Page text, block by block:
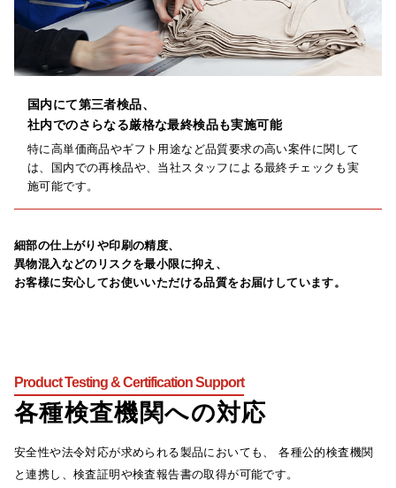
国内にて第三者検品、
社内でのさらなる厳格な最終検品も実施可能
特に高単価商品やギフト用途など品質要求の高い案件に関して
は、国内での再検品や、当社スタッフによる最終チェックも実
施可能です。
細部の仕上がりや印刷の精度、
異物混入などのリスクを最小限に抑え、
お客様に安心してお使いいただける品質をお届けしています。
Product Testing & Certification Support
各種検査機関への対応
安全性や法令対応が求められる製品においても、 各種公的検査機関
と連携し、検査証明や検査報告書の取得が可能です。